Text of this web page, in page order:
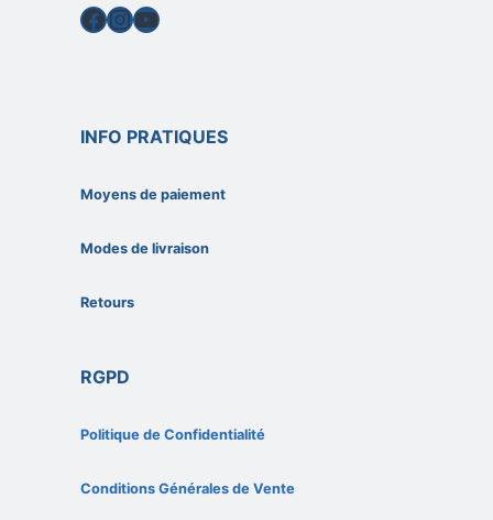
Facebook
Instagram
YouTube
INFO PRATIQUES
Moyens de paiement
Modes de livraison
Retours
RGPD
Politique de Confidentialité
Conditions Générales de Vente